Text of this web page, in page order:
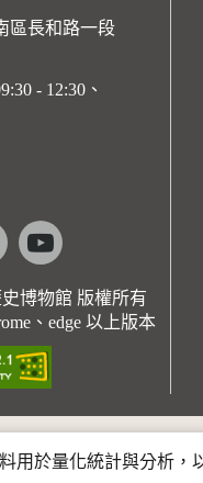
區長和路一段
- 12:30、
instagramyoutube
博物館 版權所有
、edge 以上版本
用於量化統計與分析